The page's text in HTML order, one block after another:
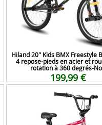
Hiland 20" Kids BMX Freestyle
4 repose-pieds en acier et
rotation à 360 degrés-
199,99 €